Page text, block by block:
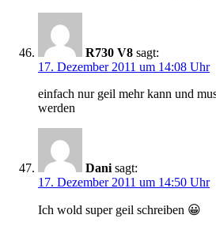
R730 V8 sagt:
17. Dezember 2011 um 14:08 Uhr
einfach nur geil mehr kann und
werden
Dani sagt:
17. Dezember 2011 um 14:50 Uhr
Ich wold super geil schreiben 😀